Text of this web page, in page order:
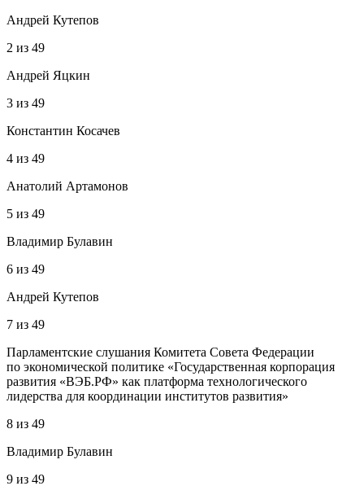
Андрей Кутепов
2 из 49
Андрей Яцкин
3 из 49
Константин Косачев
4 из 49
Анатолий Артамонов
5 из 49
Владимир Булавин
6 из 49
Андрей Кутепов
7 из 49
Парламентские слушания Комитета Совета Федерации
по экономической политике «Государственная корпорация
развития «ВЭБ.РФ» как платформа технологического
лидерства для координации институтов развития»
8 из 49
Владимир Булавин
9 из 49